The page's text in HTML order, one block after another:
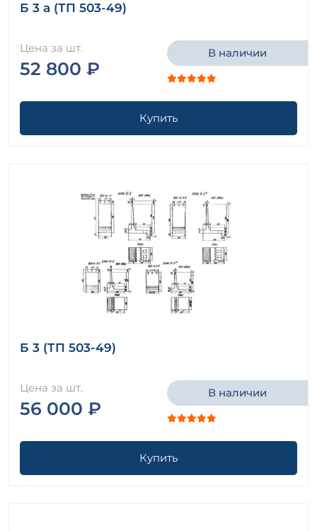
Б 3 а (ТП 503-49)
Цена за шт.
52 800 ₽
В наличии
Купить
Б 3 (ТП 503-49)
Цена за шт.
56 000 ₽
В наличии
Купить